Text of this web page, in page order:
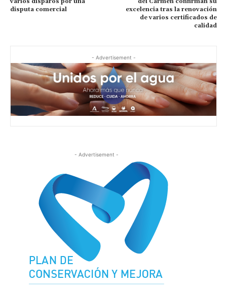
disputa comercial
excelencia tras la renovación
de varios certificados de
calidad
- Advertisement -
- Advertisement -